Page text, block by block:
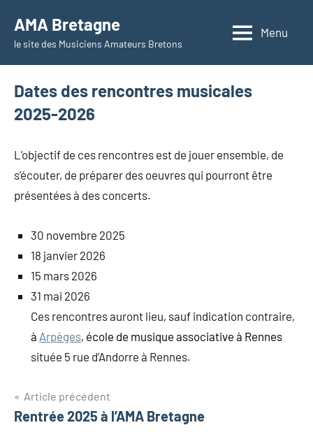
contenu
AMA Bretagne
le site des Musiciens Amateurs Bretons
Menu
Dates des rencontres musicales
2025-2026
L’objectif de ces rencontres est de jouer ensemble, de
s’écouter, de préparer des oeuvres qui pourront être
présentées à des concerts.
30 novembre 2025
18 janvier 2026
15 mars 2026
31 mai 2026
Ces rencontres auront lieu, sauf indication contraire,
à Arpèges, école de musique associative à Rennes
située 5 rue d’Andorre à Rennes.
Navigation
de
Article précédent
Rentrée 2025 à l’AMA Bretagne